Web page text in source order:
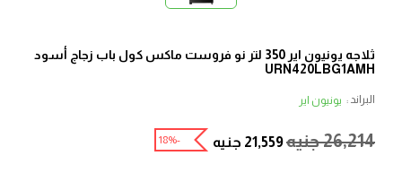
ثلاجه يونيون اير 350 لتر نو فروست ماكس كول باب زجاج أسود
URN420LBG1AMH
البراند : يونيون اير
26,214جنيه21,559 جنيه -18%